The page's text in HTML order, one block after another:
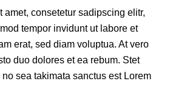
amet, consetetur sadipscing elitr,
tempor invidunt ut labore et
erat, sed diam voluptua. At vero
duo dolores et ea rebum. Stet
sea takimata sanctus est Lorem